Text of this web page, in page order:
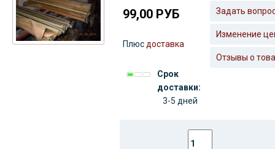
99,00 РУБ
Плюс доставка
Срок
доставки:
3-5 дней
Задать
Изменение
Отзывы о